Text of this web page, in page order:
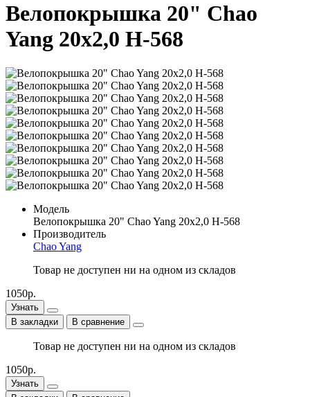
Велопокрышка 20" Chao
Yang 20х2,0 H-568
Модель
Велопокрышка 20" Chao Yang 20х2,0 H-568
Производитель
Chao Yang
Товар не доступен ни на одном из складов
1050р.
Узнать
В закладки
В сравнение
Товар не доступен ни на одном из складов
1050р.
Узнать